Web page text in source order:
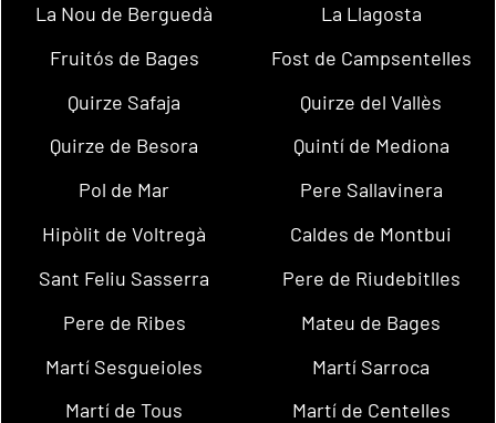
La Nou de Berguedà
La Llagosta
Fruitós de Bages
Fost de Campsentelles
Quirze Safaja
Quirze del Vallès
Quirze de Besora
Quintí de Mediona
Pol de Mar
Pere Sallavinera
Hipòlit de Voltregà
Caldes de Montbui
Sant Feliu Sasserra
Pere de Riudebitlles
Pere de Ribes
Mateu de Bages
Martí Sesgueioles
Martí Sarroca
Martí de Tous
Martí de Centelles